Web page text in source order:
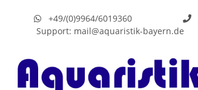
+49/(0)9964/6019360
Support: mail@aquaristik-bayern.de